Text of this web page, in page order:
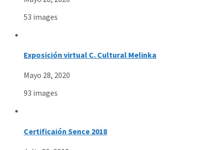
53 images
Exposición virtual C. Cultural Melinka
Mayo 28, 2020
93 images
Certificaión Sence 2018